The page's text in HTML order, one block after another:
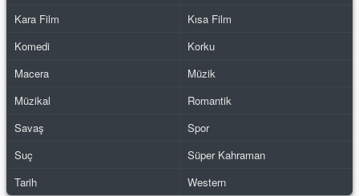
Kara Film
Kısa Film
Komedi
Korku
Macera
Müzik
Müzikal
Romantik
Savaş
Spor
Suç
Süper Kahraman
Tarih
Western